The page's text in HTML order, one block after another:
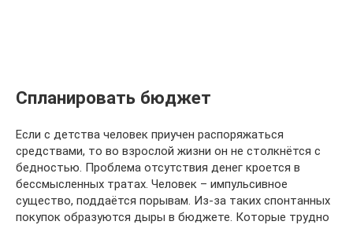
Спланировать бюджет
Если с детства человек приучен распоряжаться
средствами, то во взрослой жизни он не столкнётся с
бедностью. Проблема отсутствия денег кроется в
бессмысленных тратах. Человек – импульсивное
существо, поддаётся порывам. Из-за таких спонтанных
покупок образуются дыры в бюджете. Которые трудно